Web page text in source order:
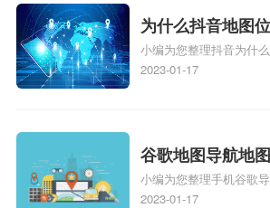
相关地图标注知识，详
为什么抖音地图
到了？抖音为什
定位了？
小编为您整理抖音为什
地图标注服务中心铺的
服务中心位置、抖音突
地图标注知识，详情可
2023-01-17
谷歌地图导航地
添加谷歌地图导
小编为您整理手机谷歌
人位置、如何在地图，
2023-01-17